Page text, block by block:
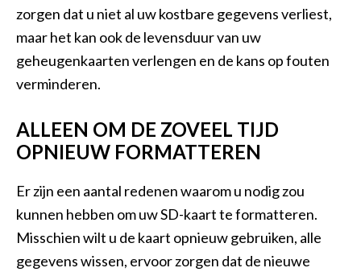
zorgen dat u niet al uw kostbare gegevens verliest,
maar het kan ook de levensduur van uw
geheugenkaarten verlengen en de kans op fouten
verminderen.
ALLEEN OM DE ZOVEEL TIJD
OPNIEUW FORMATTEREN
Er zijn een aantal redenen waarom u nodig zou
kunnen hebben om uw SD-kaart te formatteren.
Misschien wilt u de kaart opnieuw gebruiken, alle
gegevens wissen, ervoor zorgen dat de nieuwe